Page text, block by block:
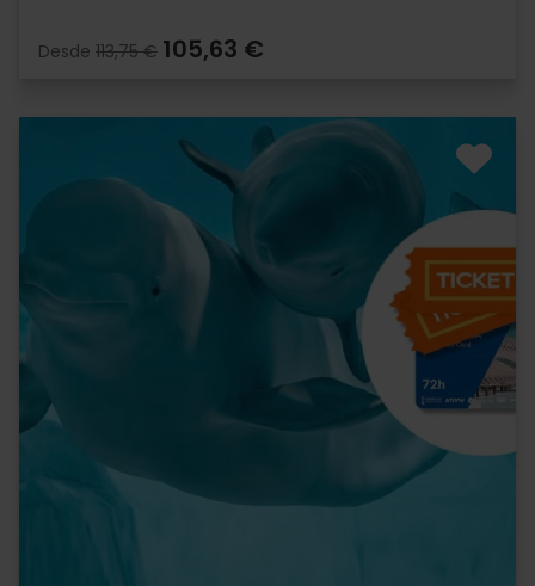
Desde 113,75 € 105,63 €